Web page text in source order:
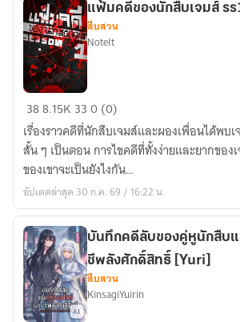
แฟ้ม
คดี
ของ
นักสืบ
เจมส์
ss1
แฟ้มคดีของนักสืบเจมส์
สืบสวน
NoteIt
388.15K 330 (0)
เรื่องราวคดีที่นักสืบเจมส์และผองเพื่อนได้พบเ
สั้น ๆ เป็นตอน การไขคดีที่ทั้งง่ายและยากของ
ของเขาจะเป็นยังไงกัน…
อัปเดตล่าสุด 30 ก.ค. 69 / 16:22 น.
บันทึกคดีลับของคู่หูนักสืบ
ชีพลังศักดิ์สิทธิ์ [Yuri]
สืบสวน
KinsagiYuirin